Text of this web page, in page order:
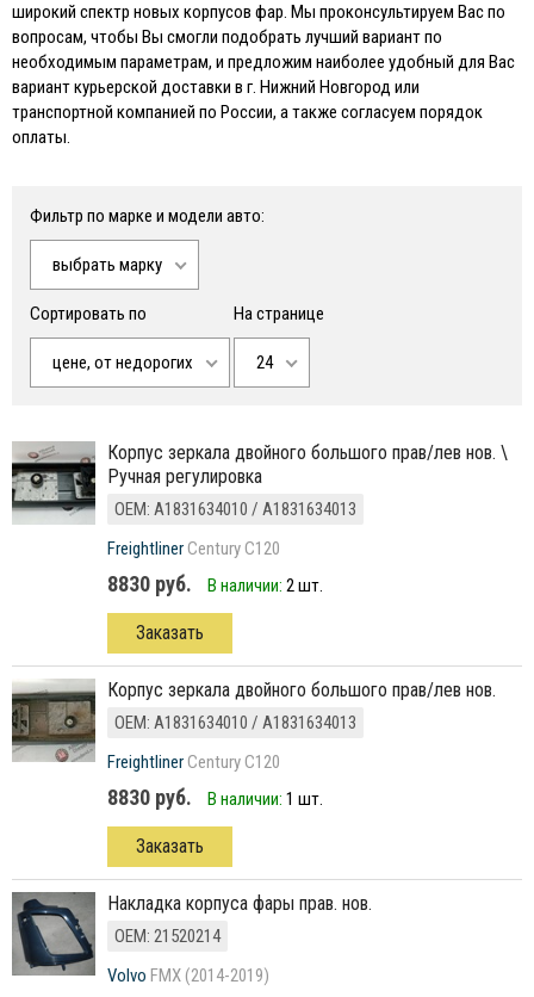
широкий спектр новых корпусов фар. Мы проконсультируем Вас по
вопросам, чтобы Вы смогли подобрать лучший вариант по
необходимым параметрам, и предложим наиболее удобный для Вас
вариант курьерской доставки в г. Нижний Новгород или
транспортной компанией по России, а также согласуем порядок
оплаты.
Фильтр по марке и модели авто:
выбрать марку
Сортировать по
цене, от недорогих
На странице
24
корпус зеркала двойного большого прав/лев нов. \
Ручная регулировка
ОЕМ: A1831634010 / A1831634013
FreightlinerCentury C120
8830 руб. В наличии: 2 шт.
Заказать
корпус зеркала двойного большого прав/лев нов.
ОЕМ: A1831634010 / A1831634013
FreightlinerCentury C120
8830 руб. В наличии: 1 шт.
Заказать
накладка корпуса фары прав. нов.
ОЕМ: 21520214
Volvo FMX (2014-2019)